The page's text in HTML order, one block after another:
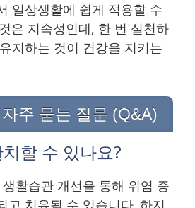
일상생활에 쉽게 적용할 수
은 지속성인데, 한 번 실천하
지하는 것이 건강을 지키는
주 묻는 질문 (Q&A)
할 수 있나요?
활습관 개선을 통해 위염 증
고 치유될 수 있습니다. 하지